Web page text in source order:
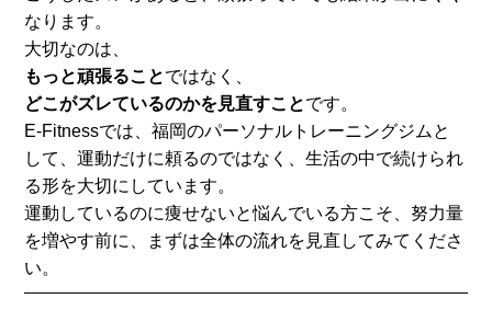
なります。
大切なのは、
もっと頑張ることではなく、
どこがズレているのかを見直すことです。
E-Fitnessでは、福岡のパーソナルトレーニングジムと
して、運動だけに頼るのではなく、生活の中で続けられ
る形を大切にしています。
運動しているのに痩せないと悩んでいる方こそ、努力量
を増やす前に、まずは全体の流れを見直してみてくださ
い。